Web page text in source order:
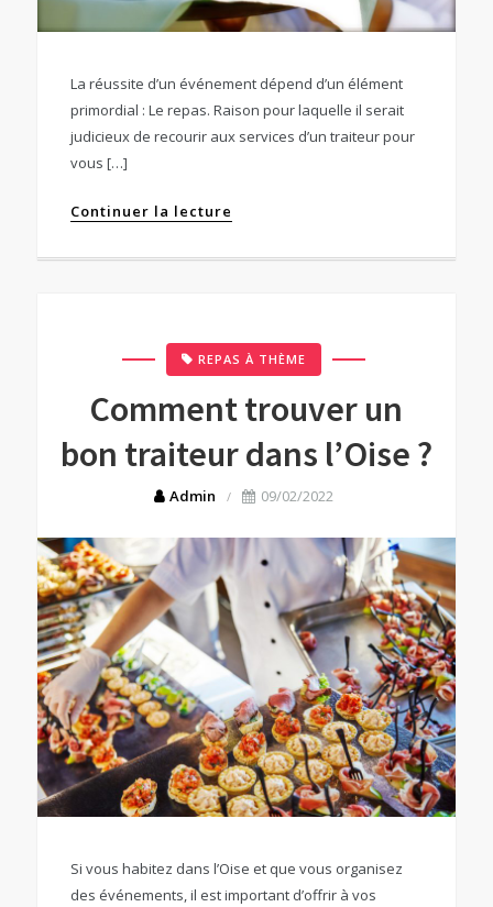
La réussite d’un événement dépend d’un élément
primordial : Le repas. Raison pour laquelle il serait
judicieux de recourir aux services d’un traiteur pour
vous […]
Continuer la lecture
REPAS À THÈME
Comment trouver un
bon traiteur dans l’Oise ?
Admin 09/02/2022
Si vous habitez dans l’Oise et que vous organisez
des événements, il est important d’offrir à vos